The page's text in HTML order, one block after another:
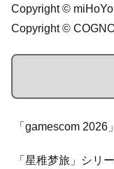
Copyright ©
Copyright ©
「gamescom 2026
「星稚梦旅」シリ